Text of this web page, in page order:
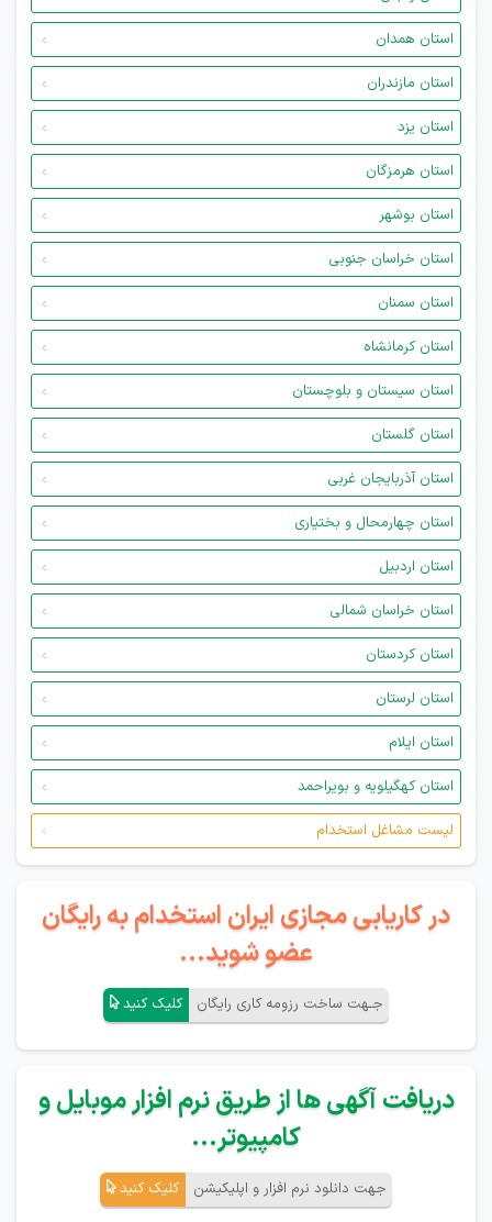
استان همدان
استان مازندران
استان یزد
استان هرمزگان
استان بوشهر
استان خراسان جنوبی
استان سمنان
استان کرمانشاه
استان سیستان و بلوچستان
استان گلستان
استان آذربایجان غربی
استان چهارمحال و بختیاری
استان اردبیل
استان خراسان شمالی
استان کردستان
استان لرستان
استان ایلام
استان کهگیلویه و بویراحمد
لیست مشاغل استخدام
در کاریابی مجازی ایران استخدام به رایگان
عضو شوید...
جـهت ساخت رزومه کاری رایگان کلیک کنید
دریافت آگهی ها از طریق نرم افزار موبایل و
کامپیوتر...
جهت دانلود نرم افزار و اپلیکیشن کلیک کنید